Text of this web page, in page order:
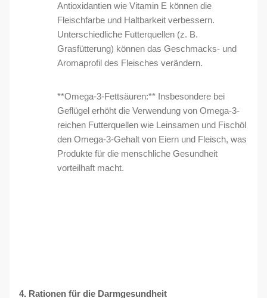
Antioxidantien wie Vitamin E können die
Fleischfarbe und Haltbarkeit verbessern.
Unterschiedliche Futterquellen (z. B.
Grasfütterung) können das Geschmacks- und
Aromaprofil des Fleisches verändern.
**Omega-3-Fettsäuren:** Insbesondere bei
Geflügel erhöht die Verwendung von Omega-3-
reichen Futterquellen wie Leinsamen und Fischöl
den Omega-3-Gehalt von Eiern und Fleisch, was
Produkte für die menschliche Gesundheit
vorteilhaft macht.
4. Rationen für die Darmgesundheit